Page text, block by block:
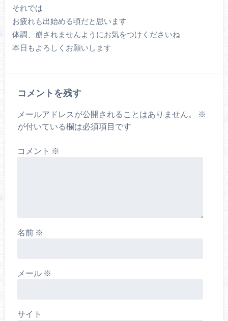
それでは
お疲れも出始める頃だと思います
体調、崩されませんようにお気をつけくださいね
本日もよろしくお願いします
コメントを残す
メールアドレスが公開されることはありません。
※
が付いている欄は必須項目です
コメント ※
名前 ※
メール ※
サイト